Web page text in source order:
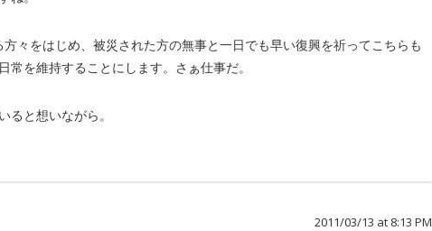
々をはじめ、被災された方の無事と一日でも早い復興を祈ってこちらも
常を維持することにします。さぁ仕事だ。
ると想いながら。
2011/03/13 at 8:13 PM